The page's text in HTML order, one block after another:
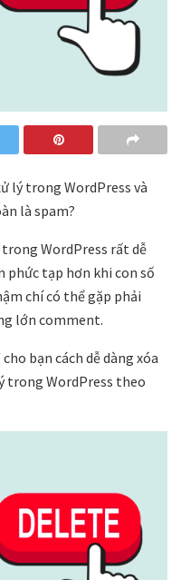
lý trong WordPress và
là spam?
WordPress rất dễ
phức tạp hơn khi con số
chí có thể gặp phải
lớn comment.
bạn cách dễ dàng xóa
trong WordPress theo